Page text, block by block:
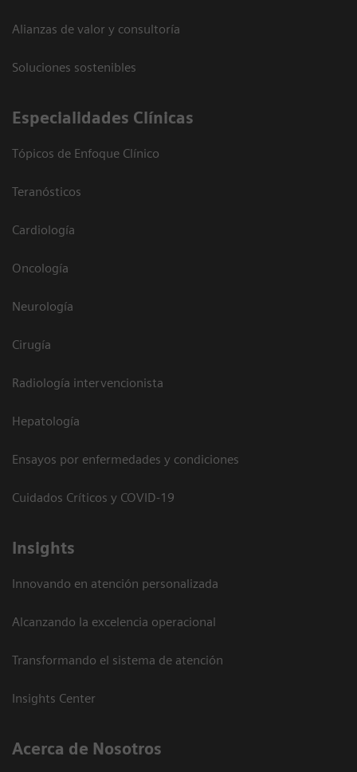
Alianzas de valor y consultoría
Soluciones sostenibles
Especialidades Clínicas
Tópicos de Enfoque Clínico
Teranósticos
Cardiología
Oncología
Neurología
Cirugía
Radiología intervencionista
Hepatología
Ensayos por enfermedades y condiciones
Cuidados Críticos y COVID-19
Insights
Innovando en atención personalizada
Alcanzando la excelencia operacional
Transformando el sistema de atención
Insights Center
Acerca de Nosotros